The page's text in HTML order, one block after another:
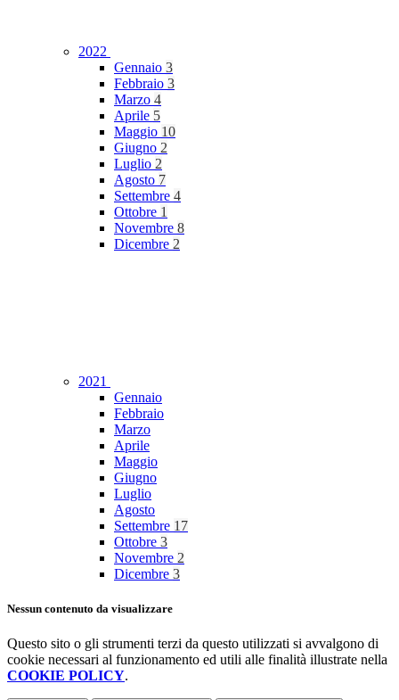
2022
Gennaio 3
Febbraio 3
Marzo 4
Aprile 5
Maggio 10
Giugno 2
Luglio 2
Agosto 7
Settembre 4
Ottobre 1
Novembre 8
Dicembre 2
2021
Gennaio
Febbraio
Marzo
Aprile
Maggio
Giugno
Luglio
Agosto
Settembre 17
Ottobre 3
Novembre 2
Dicembre 3
Nessun contenuto da visualizzare
Questo sito o gli strumenti terzi da questo utilizzati si avvalgono di
cookie necessari al funzionamento ed utili alle finalità illustrate nella
COOKIE POLICY.